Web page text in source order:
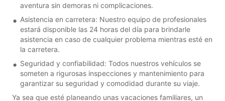
aventura sin demoras ni complicaciones.
Asistencia en carretera: Nuestro equipo de profesionales
estará disponible las 24 horas del día para brindarle
asistencia en caso de cualquier problema mientras esté en
la carretera.
Seguridad y confiabilidad: Todos nuestros vehículos se
someten a rigurosas inspecciones y mantenimiento para
garantizar su seguridad y comodidad durante su viaje.
Ya sea que esté planeando unas vacaciones familiares, un